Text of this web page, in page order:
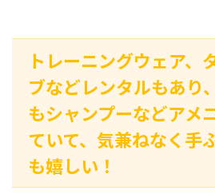
トレーニングウェア、
ブなどレンタルもあり
もシャンプーなどアメ
ていて、気兼ねなく手
も嬉しい！